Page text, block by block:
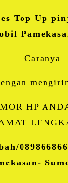
Top Up
Caranya
HP